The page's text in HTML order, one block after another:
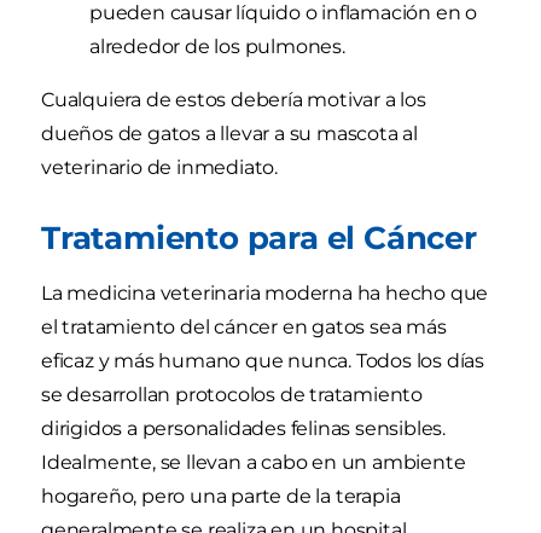
pueden causar líquido o inflamación en o
alrededor de los pulmones.
Cualquiera de estos debería motivar a los
dueños de gatos a llevar a su mascota al
veterinario de inmediato.
Tratamiento para el Cáncer
La medicina veterinaria moderna ha hecho que
el tratamiento del cáncer en gatos sea más
eficaz y más humano que nunca. Todos los días
se desarrollan protocolos de tratamiento
dirigidos a personalidades felinas sensibles.
Idealmente, se llevan a cabo en un ambiente
hogareño, pero una parte de la terapia